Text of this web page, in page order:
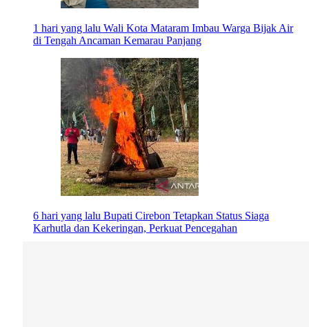
1 hari yang lalu Wali Kota Mataram Imbau Warga Bijak Air
di Tengah Ancaman Kemarau Panjang
6 hari yang lalu Bupati Cirebon Tetapkan Status Siaga
Karhutla dan Kekeringan, Perkuat Pencegahan